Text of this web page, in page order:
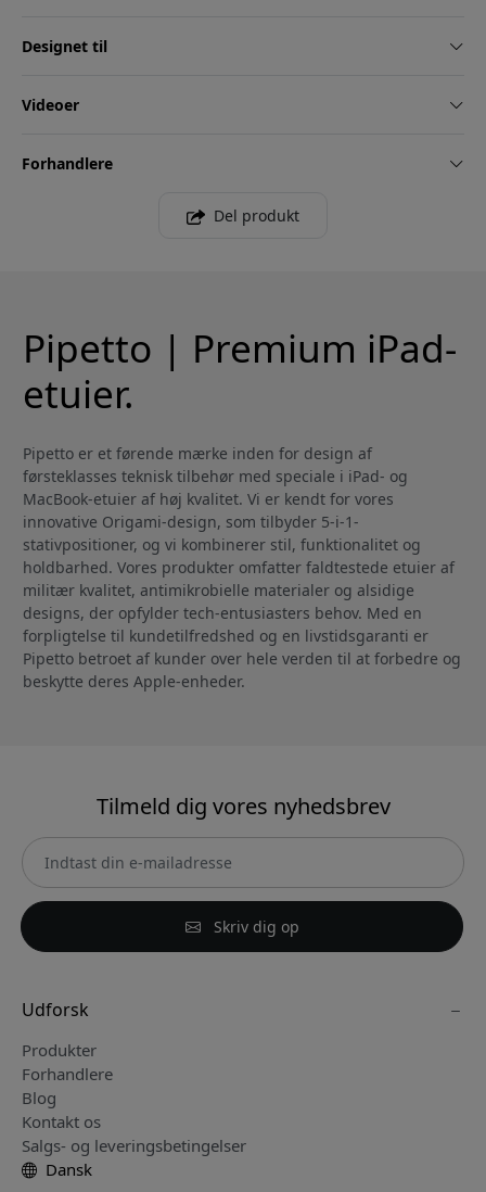
Designet til
Videoer
Forhandlere
Del produkt
Pipetto | Premium iPad-
etuier.
Pipetto er et førende mærke inden for design af
førsteklasses teknisk tilbehør med speciale i iPad- og
MacBook-etuier af høj kvalitet. Vi er kendt for vores
innovative Origami-design, som tilbyder 5-i-1-
stativpositioner, og vi kombinerer stil, funktionalitet og
holdbarhed. Vores produkter omfatter faldtestede etuier af
militær kvalitet, antimikrobielle materialer og alsidige
designs, der opfylder tech-entusiasters behov. Med en
forpligtelse til kundetilfredshed og en livstidsgaranti er
Pipetto betroet af kunder over hele verden til at forbedre og
beskytte deres Apple-enheder.
Tilmeld dig vores nyhedsbrev
Skriv dig op
Udforsk
Produkter
Forhandlere
Blog
Kontakt os
Salgs- og leveringsbetingelser
Dansk